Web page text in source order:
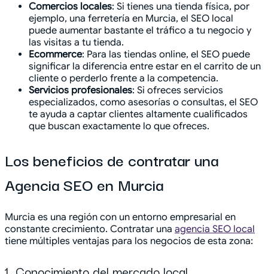
Comercios locales: Si tienes una tienda física, por
ejemplo, una ferretería en Murcia, el SEO local
puede aumentar bastante el tráfico a tu negocio y
las visitas a tu tienda.
Ecommerce: Para las tiendas online, el SEO puede
significar la diferencia entre estar en el carrito de un
cliente o perderlo frente a la competencia.
Servicios profesionales: Si ofreces servicios
especializados, como asesorías o consultas, el SEO
te ayuda a captar clientes altamente cualificados
que buscan exactamente lo que ofreces.
Los beneficios de contratar una
Agencia SEO en Murcia
Murcia es una región con un entorno empresarial en
constante crecimiento. Contratar una agencia SEO local
tiene múltiples ventajas para los negocios de esta zona: